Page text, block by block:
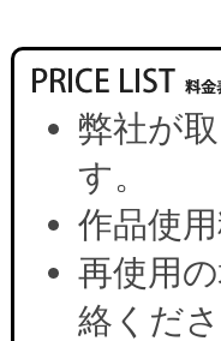
弊社が
す。
作品使
再使用
絡くださ